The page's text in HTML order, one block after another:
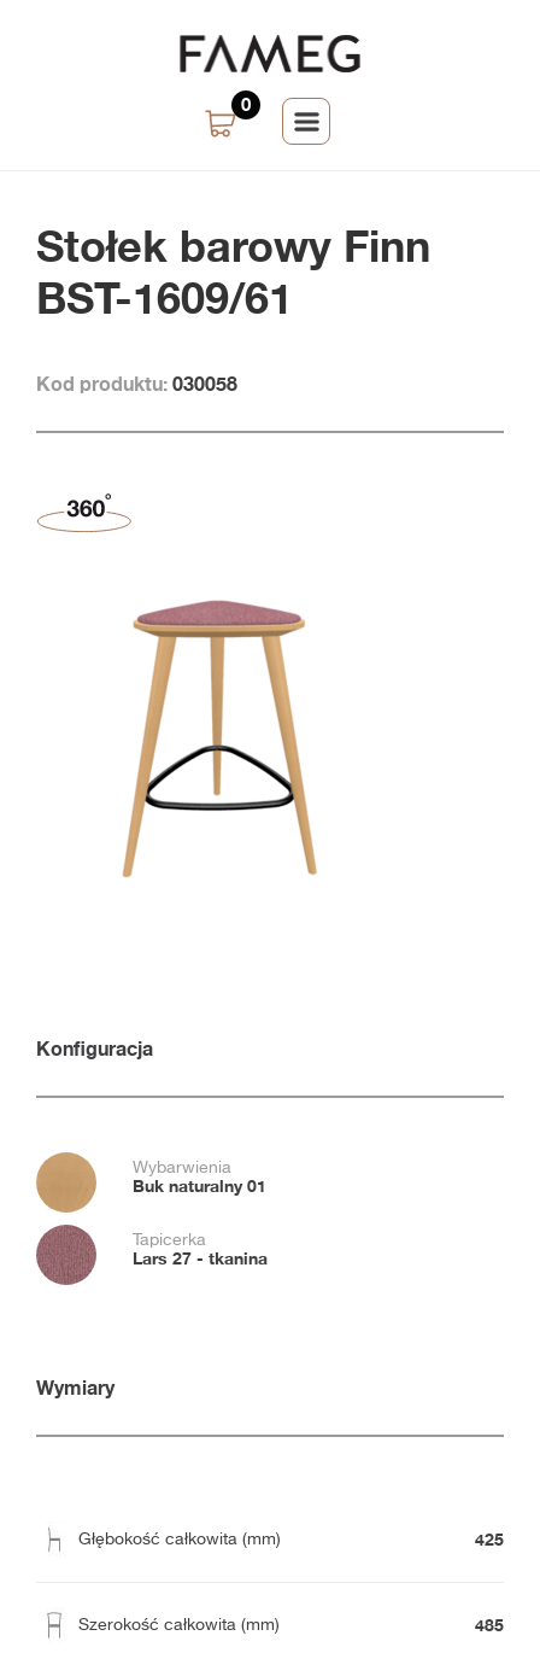
0
Stołek barowy Finn
BST-1609/61
Kod produktu: 030058
Konfiguracja
Wybarwienia
Buk naturalny 01
Tapicerka
Lars 27 - tkanina
Wymiary
Głębokość całkowita (mm) 425
Szerokość całkowita (mm) 485